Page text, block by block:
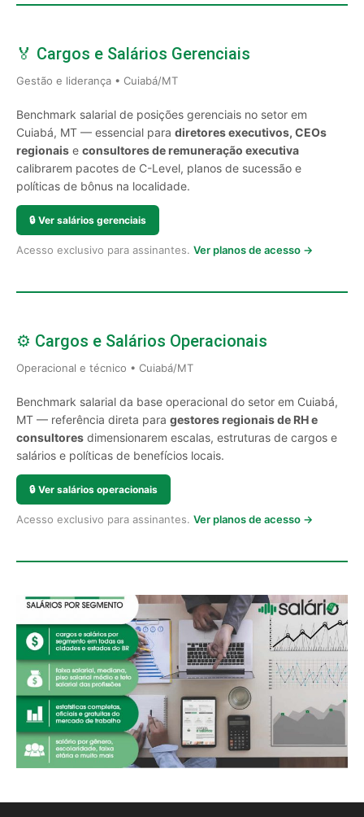
🏅 Cargos e Salários Gerenciais
Gestão e liderança • Cuiabá/MT
Benchmark salarial de posições gerenciais no setor em
Cuiabá, MT — essencial para diretores executivos, CEOs
regionais e consultores de remuneração executiva
calibrarem pacotes de C-Level, planos de sucessão e
políticas de bônus na localidade.
🔒 Ver salários gerenciais
Acesso exclusivo para assinantes. Ver planos de acesso →
⚙️ Cargos e Salários Operacionais
Operacional e técnico • Cuiabá/MT
Benchmark salarial da base operacional do setor em Cuiabá,
MT — referência direta para gestores regionais de RH e
consultores dimensionarem escalas, estruturas de cargos e
salários e políticas de benefícios locais.
🔒 Ver salários operacionais
Acesso exclusivo para assinantes. Ver planos de acesso →